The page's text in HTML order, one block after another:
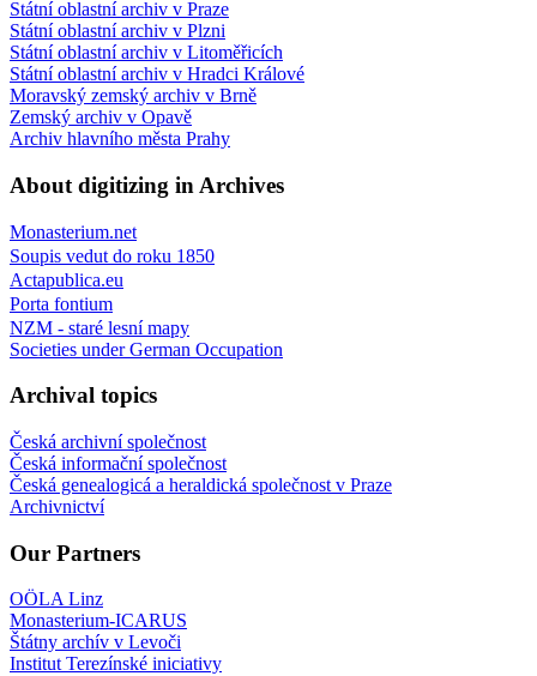
Státní oblastní archiv v Praze
Státní oblastní archiv v Plzni
Státní oblastní archiv v Litoměřicích
Státní oblastní archiv v Hradci Králové
Moravský zemský archiv v Brně
Zemský archiv v Opavě
Archiv hlavního města Prahy
About digitizing in Archives
Monasterium.net
Soupis vedut do roku 1850
Actapublica.eu
Porta fontium
NZM - staré lesní mapy
Societies under German Occupation
Archival topics
Česká archivní společnost
Česká informační společnost
Česká genealogicá a heraldická společnost v Praze
Archivnictví
Our Partners
OÖLA Linz
Monasterium-ICARUS
Štátny archív v Levoči
Institut Terezínské iniciativy